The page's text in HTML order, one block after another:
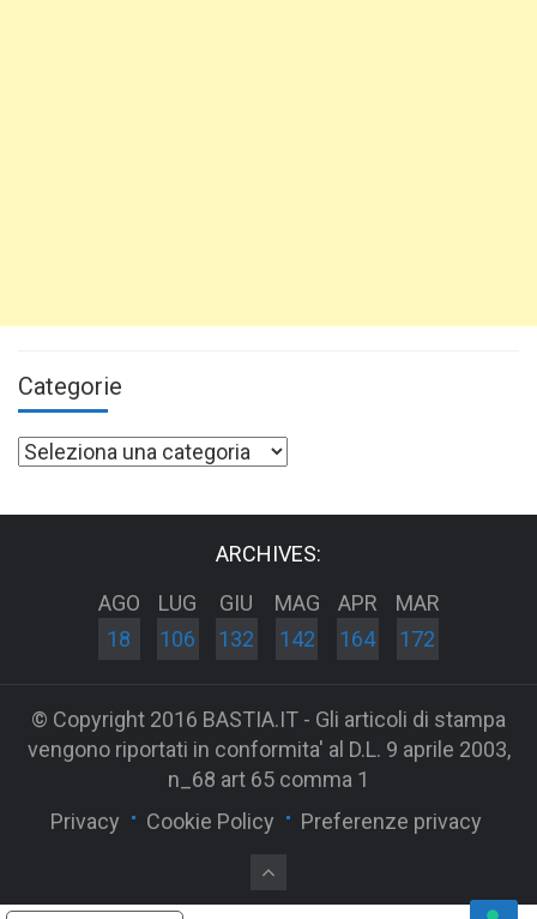
Categorie
Categorie
ARCHIVES:
AGO
18
LUG
106
GIU
132
MAG
142
APR
164
MAR
172
© Copyright 2016 BASTIA.IT - Gli articoli di stampa
vengono riportati in conformita' al D.L. 9 aprile 2003,
n_68 art 65 comma 1
Privacy
Cookie Policy Preferenze privacy